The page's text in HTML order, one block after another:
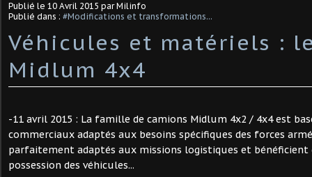
Publié le 10 Avril 2015 par Milinfo
Publié dans : #Modifications et transformations...
Véhicules et matériels :
Midlum 4x4
-11 avril 2015 : La famille de camions Midlum 4x2 / 4x4 est
commerciaux adaptés aux besoins spécifiques des forces
parfaitement adaptés aux missions logistiques et
possession des véhicules...